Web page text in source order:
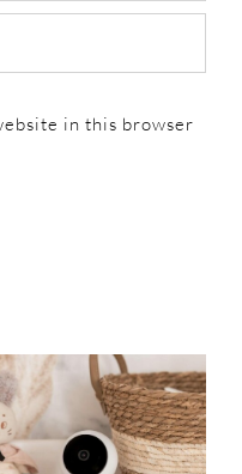
in this browser